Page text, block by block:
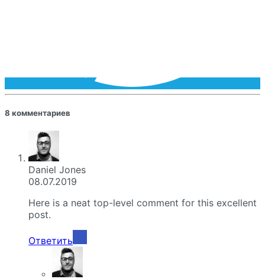
8 комментариев
Daniel Jones
08.07.2019
Here is a neat top-level comment for this excellent
post.
Ответить